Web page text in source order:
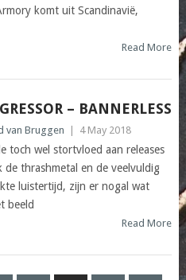
komt uit Scandinavië,
Read More
– BANNERLESS
van Bruggen 4 May 2018
toch wel stortvloed aan releases
de thrashmetal en de veelvuldig
luistertijd, zijn er nogal wat
beeld
Read More